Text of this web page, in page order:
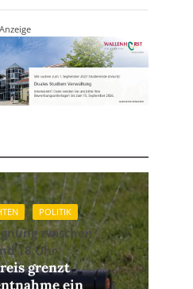
Anzeige
POLITIK
zwischen
18 Uhr
grenzt
ein